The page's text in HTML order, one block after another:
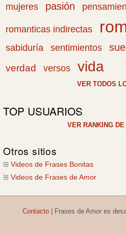
mujeres
pasión
romanticas indirectas
sabiduría sentimientos
verdad
versos vida
VER TODOS
TOP USUARIOS
VER RANKING
Otros sitios
Videos de Frases Bonitas
Videos de Frases de Amor
Contacto| Frases de Amores